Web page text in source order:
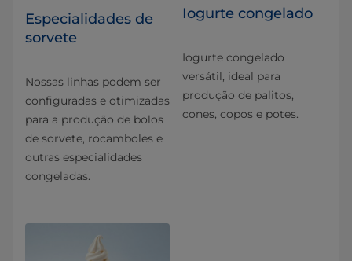
Especialidades de
sorvete
Nossas linhas podem ser
configuradas e otimizadas
para a produção de bolos
de sorvete, rocamboles e
outras especialidades
congeladas.
Iogurte congelado
Iogurte congelado
versátil, ideal para
produção de palitos,
cones, copos e potes.